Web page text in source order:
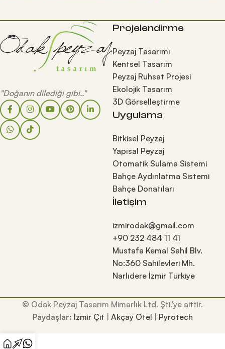
"Doğanın dilediği gibi.."
Projelendirme
Peyzaj Tasarımı
Kentsel Tasarım
Peyzaj Ruhsat Projesi
Ekolojik Tasarım
3D Görselleştirme
Uygulama
Bitkisel Peyzaj
Yapısal Peyzaj
Otomatik Sulama Sistemi
Bahçe Aydınlatma Sistemi
Bahçe Donatıları
İletişim
izmirodak@gmail.com
+90 232 484 11 41
Mustafa Kemal Sahil Blv.
No:360 Sahilevleri Mh.
Narlıdere İzmir Türkiye
© Odak Peyzaj Tasarım Mimarlık Ltd. Şti.'ye aittir.
Paydaşlar: İzmir Çit | Akçay Otel | Pyrotech